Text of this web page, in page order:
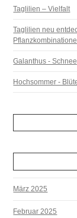
Taglilien – Vielfalt
Taglilien neu
Galanthus -
Hochsommer -
März 2025
Februar 2025